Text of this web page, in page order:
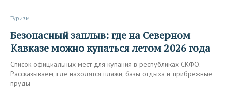
Туризм
Безопасный заплыв: где на Северном
Кавказе можно купаться летом 2026 года
Список официальных мест для купания в республиках СКФО.
Рассказываем, где находятся пляжи, базы отдыха и прибрежные
пруды